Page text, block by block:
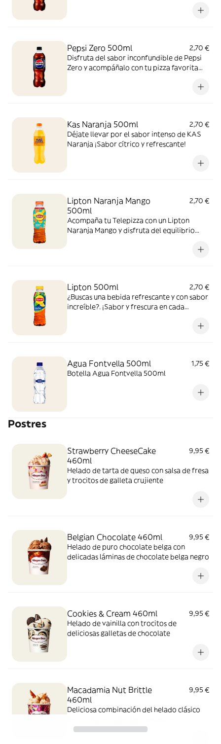
Pepsi Zero 500ml
2,70 €
Disfruta del sabor inconfundible de Pepsi
Zero y acompáñalo con tu pizza favorita
Kas Naranja 500ml
2,70 €
Déjate llevar por el sabor intenso de KAS
Naranja ¡Sabor cítrico y refrescante!
Lipton Naranja Mango
500ml
2,70 €
Acompaña tu Telepizza con un Lipton
Naranja Mango y disfruta del equilibrio
Lipton 500ml
2,70 €
¿Buscas una bebida refrescante y con sabor
increíble?. ¡Sabor y frescura en cada
Agua Fontvella 500ml
1,75 €
Botella Agua Fontvella 500ml
Postres
Strawberry CheeseCake
460ml
9,95 €
Helado de tarta de queso con salsa de fresa
y trocitos de galleta crujiente
Belgian Chocolate 460ml
9,95 €
Helado de puro chocolate belga con
delicadas láminas de chocolate belga negro
Cookies & Cream 460ml
9,95 €
Helado de vainilla con trocitos de
deliciosas galletas de chocolate
Macadamia Nut Brittle
460ml
9,95 €
Deliciosa combinación del helado clásico
Macadamia caramelizadas.